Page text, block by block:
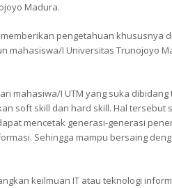
Madura.
pengetahuan khususnya
mahasiswa/I Universitas Trunojoyo
mahasiwa/I UTM yang suka dibidang
soft skill dan hard skill. Hal tersebut
mencetak generasi-generasi
Sehingga mampu bersaing
keilmuan IT atau teknologi